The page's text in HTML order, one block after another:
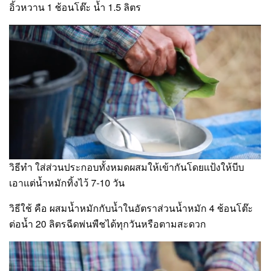
อิ้วหวาน 1 ช้อนโต๊ะ น้ำ 1.5 ลิตร
วิธีทำ ใส่ส่วนประกอบทั้งหมดผสมให้เข้ากันโดยแป้งให้บีบ
เอาแต่น้ำหมักทิ้งไว้ 7-10 วัน
วิธีใช้ คือ ผสมน้ำหมักกับน้ำในอัตราส่วนน้ำหมัก 4 ช้อนโต๊ะ
ต่อน้ำ 20 ลิตรฉีดพ่นพืชได้ทุกวันหรือตามสะดวก